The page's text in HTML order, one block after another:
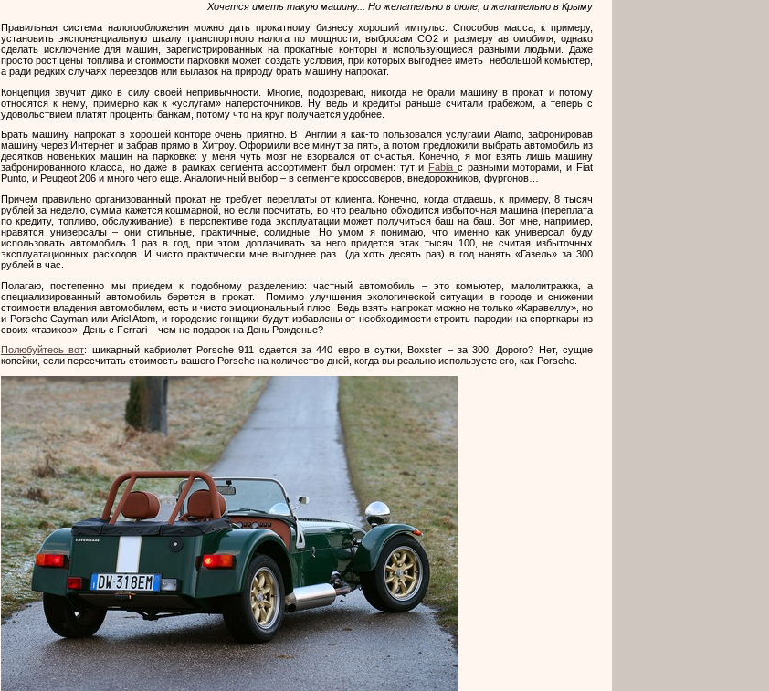
Хочется иметь такую машину... Но желательно в июле, и желательно в Крыму
Правильная система налогообложения можно дать прокатному бизнесу хороший импульс. Способов масса, к примеру,
установить экспоненциальную шкалу транспортного налога по мощности, выбросам СО2 и размеру автомобиля, однако
сделать исключение для машин, зарегистрированных на прокатные конторы и использующиеся разными людьми. Даже
просто рост цены топлива и стоимости парковки может создать условия, при которых выгоднее иметь небольшой комьютер,
а ради редких случаях переездов или вылазок на природу брать машину напрокат.
Концепция звучит дико в силу своей непривычности. Многие, подозреваю, никогда не брали машину в прокат и потому
относятся к нему, примерно как к «услугам» наперсточников. Ну ведь и кредиты раньше считали грабежом, а теперь с
удовольствием платят проценты банкам, потому что на круг получается удобнее.
Брать машину напрокат в хорошей конторе очень приятно. В Англии я как-то пользовался услугами Alamo, забронировав
машину через Интернет и забрав прямо в Хитроу. Оформили все минут за пять, а потом предложили выбрать автомобиль из
десятков новеньких машин на парковке: у меня чуть мозг не взорвался от счастья. Конечно, я мог взять лишь машину
забронированного класса, но даже в рамках сегмента ассортимент был огромен: тут и Fabia с разными моторами, и Fiat
Punto, и Peugeot 206 и много чего еще. Аналогичный выбор – в сегменте кроссоверов, внедорожников, фургонов…
Причем правильно организованный прокат не требует переплаты от клиента. Конечно, когда отдаешь, к примеру, 8 тысяч
рублей за неделю, сумма кажется кошмарной, но если посчитать, во что реально обходится избыточная машина (переплата
по кредиту, топливо, обслуживание), в перспективе года эксплуатации может получиться баш на баш. Вот мне, например,
нравятся универсалы – они стильные, практичные, солидные. Но умом я понимаю, что именно как универсал буду
использовать автомобиль 1 раз в год, при этом доплачивать за него придется этак тысяч 100, не считая избыточных
эксплуатационных расходов. И чисто практически мне выгоднее раз (да хоть десять раз) в год нанять «Газель» за 300
рублей в час.
Полагаю, постепенно мы приедем к подобному разделению: частный автомобиль – это комьютер, малолитражка, а
специализированный автомобиль берется в прокат. Помимо улучшения экологической ситуации в городе и снижении
стоимости владения автомобилем, есть и чисто эмоциональный плюс. Ведь взять напрокат можно не только «Каравеллу», но
и Porsche Cayman или Ariel Atom , и городские гонщики будут избавлены от необходимости строить пародии на спорткары из
своих «тазиков». День с Ferrari – чем не подарок на День Рожденье?
Полюбуйтесь вот: шикарный кабриолет Porsche 911 сдается за 440 евро в сутки, Boxster – за 300. Дорого? Нет, сущие
копейки, если пересчитать стоимость вашего Porsche на количество дней, когда вы реально используете его, как Porsche.